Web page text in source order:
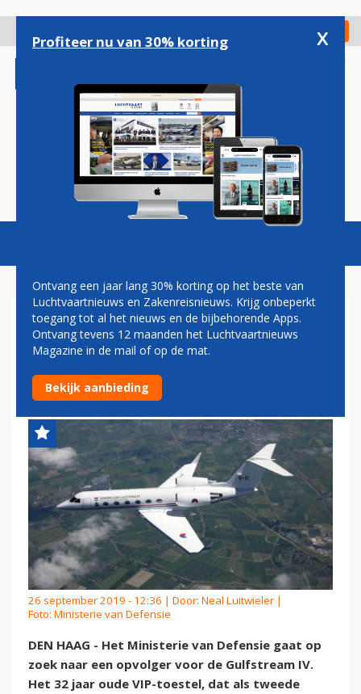
gaan
Check in
Magazine Podcasts Vacatures
NEDERLAND ZOEKT
OPVOLGER VOOR TWEEDE
REGERINGSTOESTEL
26 september 2019 - 12:36 | Door: Neal Luitwieler |
Foto: Ministerie van Defensie
DEN HAAG - Het Ministerie van Defensie gaat op
zoek naar een opvolger voor de Gulfstream IV.
Het 32 jaar oude VIP-toestel, dat als tweede
Profiteer nu van 30% korting x
Ontvang een jaar lang 30% korting op het beste van
Luchtvaartnieuws en Zakenreisnieuws. Krijg onbeperkt
toegang tot al het nieuws en de bijbehorende Apps.
Ontvang tevens 12 maanden het Luchtvaartnieuws
Magazine in de mail of op de mat.
Bekijk aanbieding